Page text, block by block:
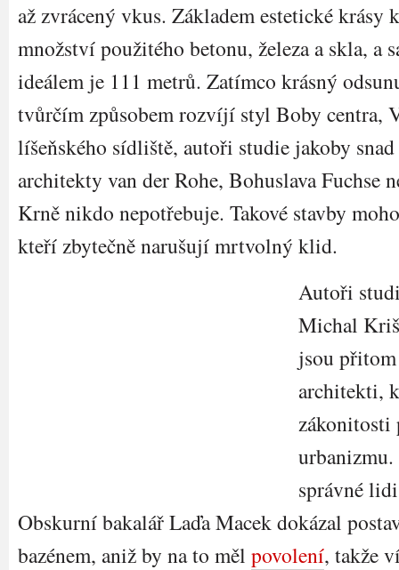
až zvrácený vkus. Základem estetické krásy
množství použitého betonu, železa a skla, a
ideálem je 111 metrů. Zatímco krásný
tvůrčím způsobem rozvíjí styl Boby centra,
líšeňského sídliště, autoři studie jakoby
architekty van der Rohe, Bohuslava Fuchse
Krně nikdo nepotřebuje. Takové stavby
kteří zbytečně narušují mrtvolný klid.
Autoři
Michal
jsou
architekti,
urbanizmu.
správné
Obskurní bakalář Laďa Macek dokázal
bazénem, aniž by na to měl povolení, takže